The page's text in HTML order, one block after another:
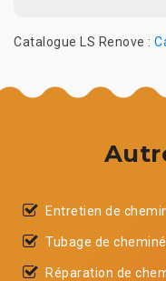
Catalogue LS Renove :
Entretien de
Tubage de
Réparation de